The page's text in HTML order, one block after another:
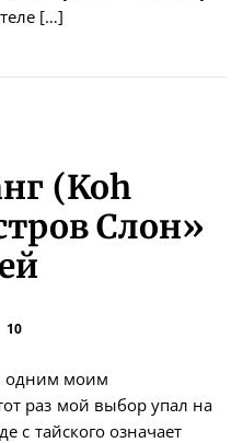
[…]
(Koh
Слон»
10
одним моим
раз мой выбор упал на
с тайского означает